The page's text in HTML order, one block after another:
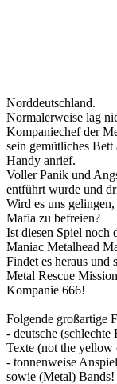
Norddeutschland.
Normalerweise lag
Kompaniechef der
sein gemütliches
Handy anrief.
Voller Panik und
entführt wurde und
Wird es uns
Mafia zu befreien?
Ist diesen Spiel noch
Maniac Metalhead
Findet es heraus
Metal Rescue
Kompanie 666!
Folgende großartige
- deutsche
Texte (not the yellow
- tonnenweise
sowie (Metal) Bands!